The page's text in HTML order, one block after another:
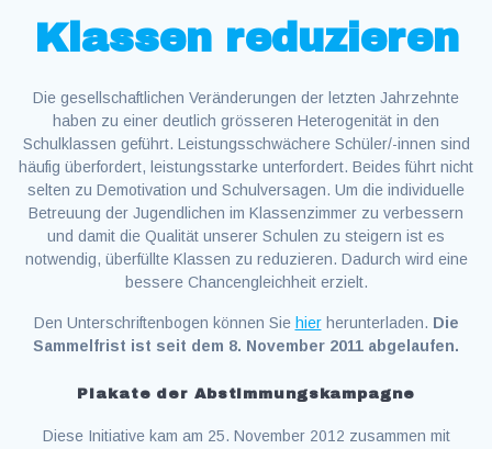
Klassen reduzieren
Die gesellschaftlichen Veränderungen der letzten Jahrzehnte
haben zu einer deutlich grösseren Heterogenität in den
Schulklassen geführt. Leistungsschwächere Schüler/-innen sind
häufig überfordert, leistungsstarke unterfordert. Beides führt nicht
selten zu Demotivation und Schulversagen. Um die individuelle
Betreuung der Jugendlichen im Klassenzimmer zu verbessern
und damit die Qualität unserer Schulen zu steigern ist es
notwendig, überfüllte Klassen zu reduzieren. Dadurch wird eine
bessere Chancengleichheit erzielt.
Den Unterschriftenbogen können Sie hierherunterladen. Die
Sammelfrist ist seit dem 8. November 2011 abgelaufen.
Plakate der Abstimmungskampagne
Diese Initiative kam am 25. November 2012 zusammen mit